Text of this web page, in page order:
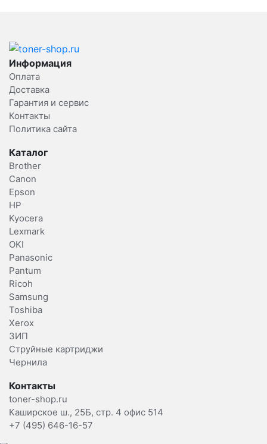
Информация
Оплата
Доставка
Гарантия и сервис
Контакты
Политика сайта
Каталог
Brother
Canon
Epson
HP
Kyocera
Lexmark
OKI
Panasonic
Pantum
Ricoh
Samsung
Toshiba
Xerox
ЗИП
Струйные картриджи
Чернила
Контакты
toner-shop.ru
Каширское ш., 25Б, стр. 4 офис 514
+7 (495) 646-16-57